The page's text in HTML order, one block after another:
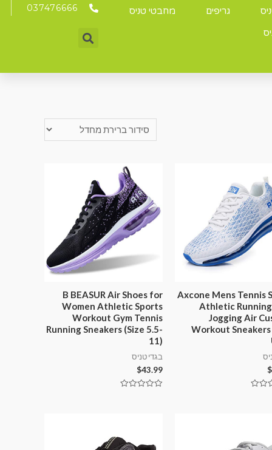
גריפים
מחבטי טניס
037476666
Axcone Mens Tennis
Athletic Running
Jogging Air
Workout Sneakers
$
B BEASUR Air Shoes for
Women Athletic Sports
Workout Gym Tennis
Running Sneakers (Size 5.5-
11)
בגדי טניס
$43.99